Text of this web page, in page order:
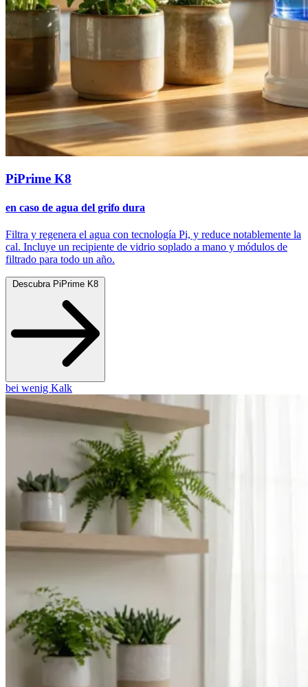
PiPrime K8
en caso de agua del grifo dura
Filtra y regenera el agua con tecnología Pi, y reduce notablemente la
cal. Incluye un recipiente de vidrio soplado a mano y módulos de
filtrado para todo un año.
Descubra PiPrime K8
bei wenig Kalk